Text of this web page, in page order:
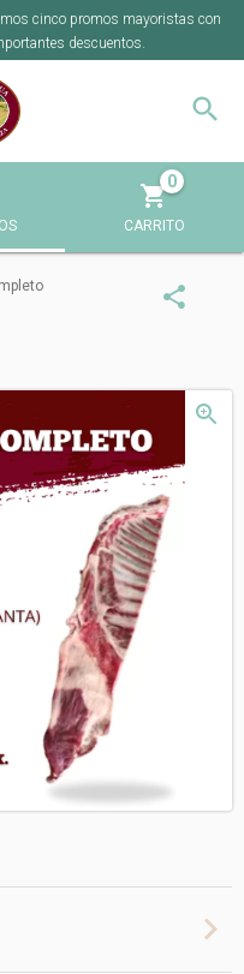
cinco promos mayoristas con
descuentos.
CARRITO
0